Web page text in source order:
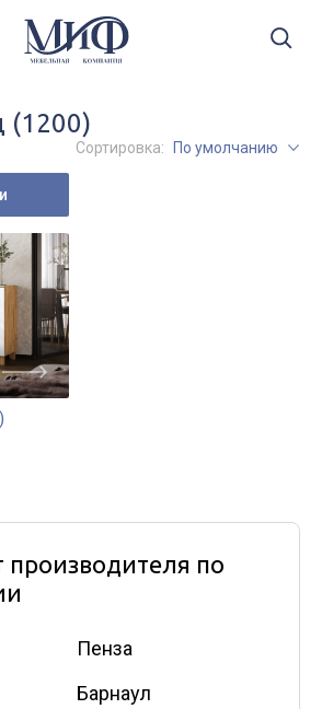
(1200)
Сортировка: По умолчанию
производителя по
Пенза
Барнаул